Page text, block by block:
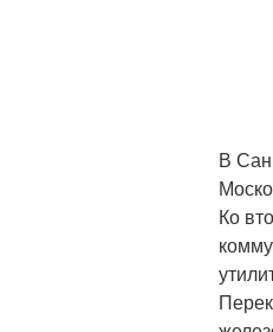
В
Ко